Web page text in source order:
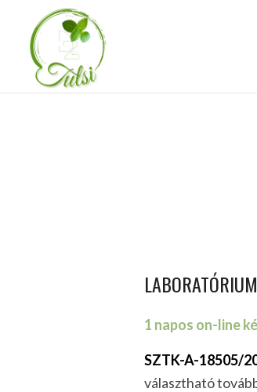
1 napos on-line
SZTK-A-18505/
választható